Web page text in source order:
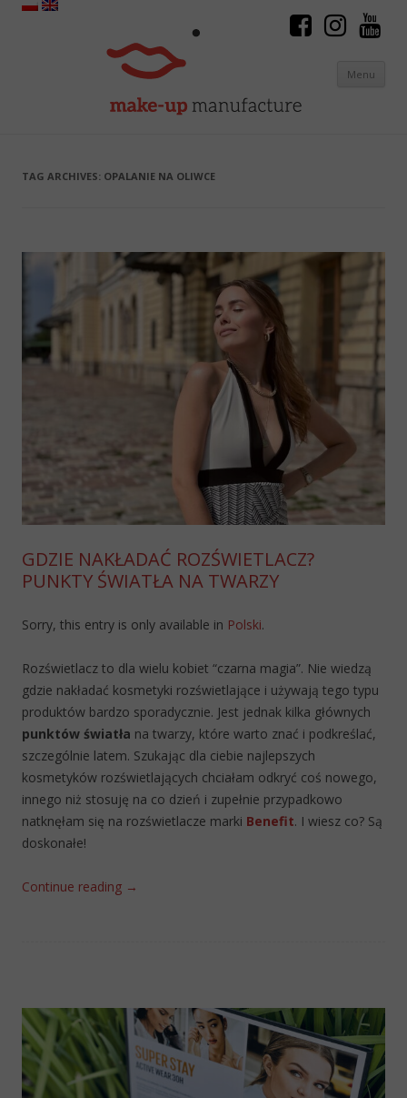
Menu
TAG ARCHIVES: OPALANIE NA OLIWCE
GDZIE NAKŁADAĆ ROZŚWIETLACZ?
PUNKTY ŚWIATŁA NA TWARZY
Sorry, this entry is only available in Polski.
Rozświetlacz to dla wielu kobiet “czarna magia”. Nie wiedzą
gdzie nakładać kosmetyki rozświetlające i używają tego typu
produktów bardzo sporadycznie. Jest jednak kilka głównych
punktów światła na twarzy, które warto znać i podkreślać,
szczególnie latem. Szukając dla ciebie najlepszych
kosmetyków rozświetlających chciałam odkryć coś nowego,
innego niż stosuję na co dzień i zupełnie przypadkowo
natknęłam się na rozświetlacze marki Benefit. I wiesz co? Są
doskonałe!
Continue reading →